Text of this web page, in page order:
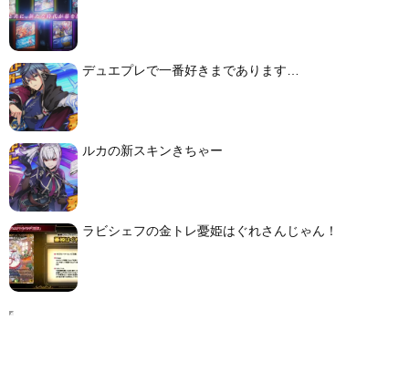
デュエプレで一番好きまであります…
ルカの新スキンきちゃー
ラビシェフの金トレ憂姫はぐれさんじゃん！